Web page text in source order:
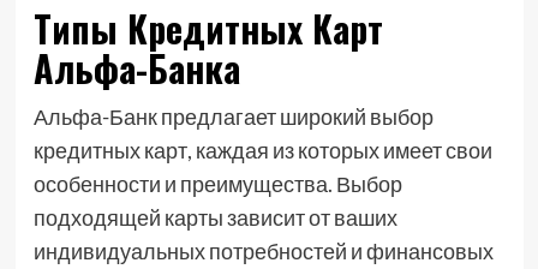
Типы Кредитных Карт
Альфа-Банка
Альфа-Банк предлагает широкий выбор
кредитных карт, каждая из которых имеет свои
особенности и преимущества. Выбор
подходящей карты зависит от ваших
индивидуальных потребностей и финансовых